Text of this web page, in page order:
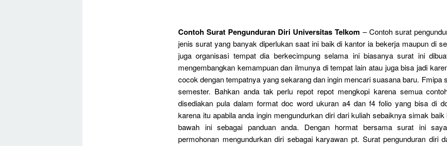
Contoh Surat Pengunduran Diri Universitas Telkom – Contoh surat
jenis surat yang banyak diperlukan saat ini baik di kantor ia bekerja maupun di
juga organisasi tempat dia berkecimpung selama ini biasanya surat ini
mengembangkan kemampuan dan ilmunya di tempat lain atau juga bisa jadi
cocok dengan tempatnya yang sekarang dan ingin mencari suasana baru. Fmipa
semester. Bahkan anda tak perlu repot repot mengkopi karena semua
disediakan pula dalam format doc word ukuran a4 dan f4 folio yang bisa di
karena itu apabila anda ingin mengundurkan diri dari kuliah sebaiknya simak
bawah ini sebagai panduan anda. Dengan hormat bersama surat ini
permohonan mengundurkan diri sebagai karyawan pt. Surat pengunduran diri